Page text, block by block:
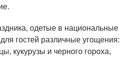
одетые в национальные
гостей различные угощения:
кукурузы и черного гороха,